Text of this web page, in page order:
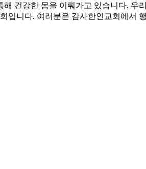
건강한 몸을 이뤄가고 있습니다. 우
입니다. 여러분은 감사한인교회에서